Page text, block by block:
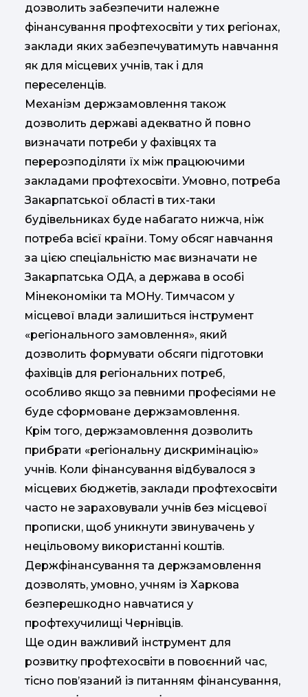
дозволить забезпечити належне
фінансування профтехосвіти у тих регіонах,
заклади яких забезпечуватимуть навчання
як для місцевих учнів, так і для
переселенців.
Механізм держзамовлення також
дозволить державі адекватно й повно
визначати потреби у фахівцях та
перерозподіляти їх між працюючими
закладами профтехосвіти. Умовно, потреба
Закарпатської області в тих-таки
будівельниках буде набагато нижча, ніж
потреба всієї країни. Тому обсяг навчання
за цією спеціальністю має визначати не
Закарпатська ОДА, а держава в особі
Мінекономіки та МОНу. Тимчасом у
місцевої влади залишиться інструмент
«регіонального замовлення», який
дозволить формувати обсяги підготовки
фахівців для регіональних потреб,
особливо якщо за певними професіями не
буде сформоване держзамовлення.
Крім того, держзамовлення дозволить
прибрати «регіональну дискримінацію»
учнів. Коли фінансування відбувалося з
місцевих бюджетів, заклади профтехосвіти
часто не зараховували учнів без місцевої
прописки, щоб уникнути звинувачень у
нецільовому використанні коштів.
Держфінансування та держзамовлення
дозволять, умовно, учням із Харкова
безперешкодно навчатися у
профтехучилищі Чернівців.
Ще один важливий інструмент для
розвитку профтехосвіти в повоєнний час,
тісно пов’язаний із питанням фінансування,